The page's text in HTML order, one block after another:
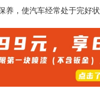
养，使汽车经常处于完好